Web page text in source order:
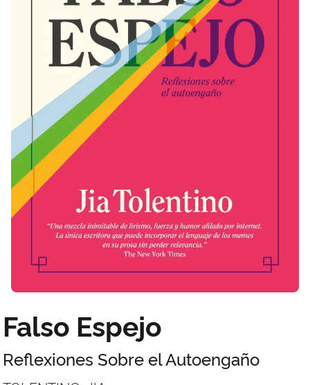
Falso Espejo
Reflexiones Sobre el Autoengaño